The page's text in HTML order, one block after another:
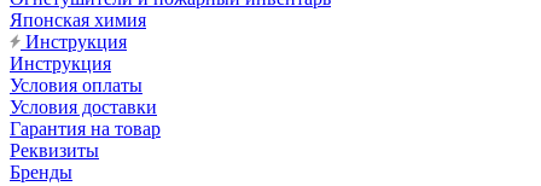
Японская химия
Инструкция
Инструкция
Условия оплаты
Условия доставки
Гарантия на товар
Реквизиты
Бренды